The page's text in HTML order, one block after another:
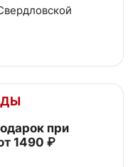
при
1490 ₽